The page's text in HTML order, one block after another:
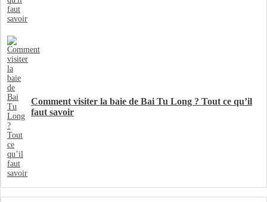
Comment visiter la baie de Bai Tu Long ? Tout ce qu’il
faut savoir